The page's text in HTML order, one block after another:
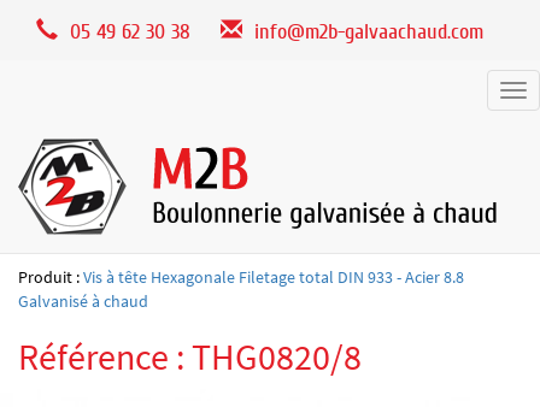
05 49 62 30 38 info@m2b-galvaachaud.com
Produit :Vis à tête Hexagonale Filetage total DIN 933 - Acier 8.8
Galvanisé à chaud
Référence : THG0820/8